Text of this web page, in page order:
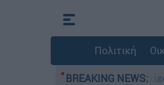
Πολιτική
BREAKING NEWS:
οι δύο τραυματίες από